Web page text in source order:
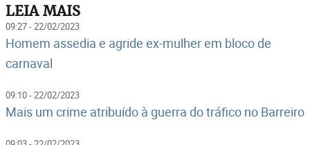
LEIA MAIS
09:27 - 22/02/2023
Homem assedia e agride ex-mulher em bloco de
carnaval
09:10 - 22/02/2023
Mais um crime atribuído à guerra do tráfico no Barreiro